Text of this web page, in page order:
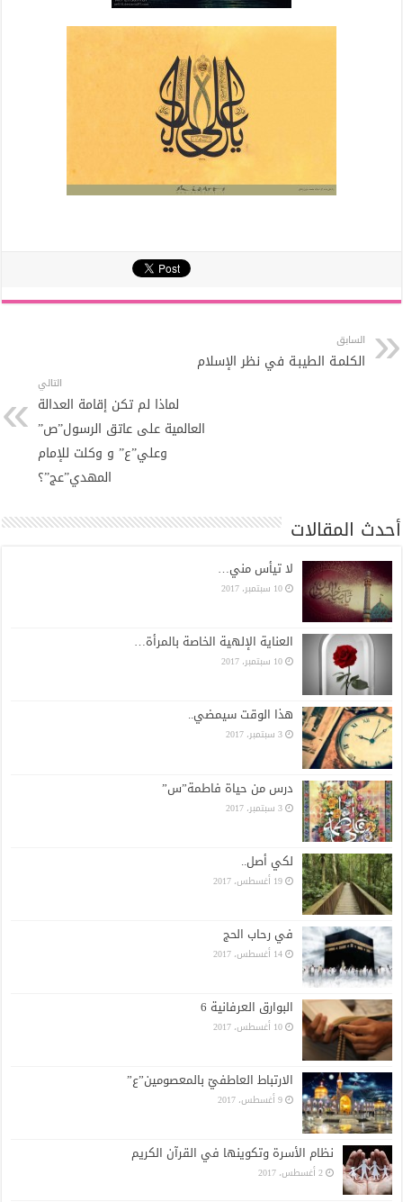
السابق
الكلمـة الطيبـة في نظر الإسلام
التالي
لماذا لم تكن إقامة العدالة
العالمية على عاتق الرسول”ص”
وعلي”ع” و وكلت للإمام
المهدي”عج”؟
أحدث المقالات
لا تيأس مني…
10 سبتمبر، 2017
العناية الإلهية الخاصة بالمرأة…
10 سبتمبر، 2017
هذا الوقت سيمضي..
3 سبتمبر، 2017
درس من حياة فاطمة”س”
3 سبتمبر، 2017
لكي أصل..
19 أغسطس، 2017
في رحاب الحج
14 أغسطس، 2017
البوارق العرفانية 6
10 أغسطس، 2017
الارتباط العاطفيّ بالمعصومين”ع”
9 أغسطس، 2017
نظام الأسرة وتكوينها في القرآن الكريم
2 أغسطس، 2017